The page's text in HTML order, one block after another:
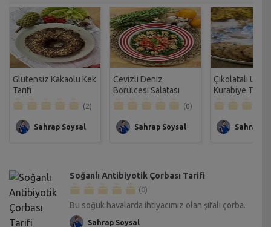
Glütensiz Kakaolu Kek
Tarifi
(2)
Sahrap Soysal
Cevizli Deniz
Börülcesi Salatası
Tarifi
(0)
Sahrap Soysal
Çikolatalı
Kurabiye Tarifi
Sahrap
Soğanlı Antibiyotik Çorbası Tarifi
(0)
Bu soğuk havalarda ihtiyacımız olan şifalı çorba.
Sahrap Soysal